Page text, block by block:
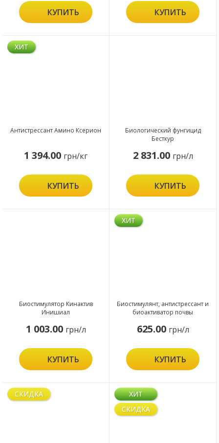
КУПИТЬ КУПИТЬ
ХИТ
Антистрессант Амино Ксерион
1 394.00 грн/кг
КУПИТЬ
Биологический фунгицид
Бесткур
2 831.00 грн/л
КУПИТЬ
Биостимулятор Кинактив
Инишиал
1 003.00 грн/л
КУПИТЬ
ХИТ
Биостимулянт, антистрессант и
биоактиватор почвы
625.00 грн/л
КУПИТЬ
СКИДКА
ХИТ
СКИДКА